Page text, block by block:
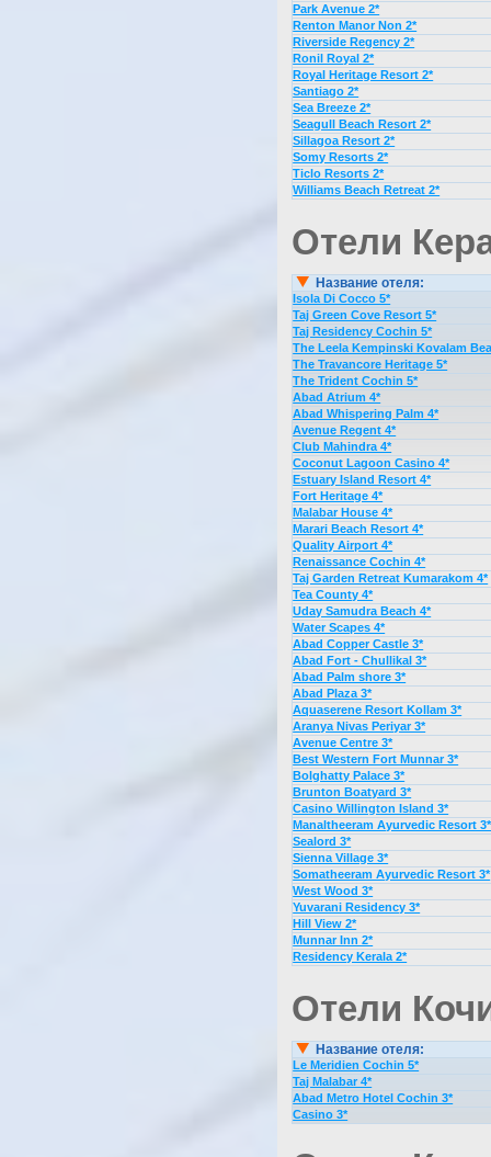
Park Avenue 2*
Renton Manor Non 2*
Riverside Regency 2*
Ronil Royal 2*
Royal Heritage Resort 2*
Santiago 2*
Sea Breeze 2*
Seagull Beach Resort 2*
Sillagoa Resort 2*
Somy Resorts 2*
Ticlo Resorts 2*
Williams Beach Retreat 2*
Отели
Название отеля:
Isola Di Cocco 5*
Taj Green Cove Resort 5*
Taj Residency Cochin 5*
The Leela Kempinski Kovalam
The Travancore Heritage 5*
The Trident Cochin 5*
Abad Atrium 4*
Abad Whispering Palm 4*
Avenue Regent 4*
Club Mahindra 4*
Coconut Lagoon Casino 4*
Estuary Island Resort 4*
Fort Heritage 4*
Malabar House 4*
Marari Beach Resort 4*
Quality Airport 4*
Renaissance Cochin 4*
Taj Garden Retreat Kumarakom 4*
Tea County 4*
Uday Samudra Beach 4*
Water Scapes 4*
Abad Copper Castle 3*
Abad Fort - Chullikal 3*
Abad Palm shore 3*
Abad Plaza 3*
Aquaserene Resort Kollam 3*
Aranya Nivas Periyar 3*
Avenue Centre 3*
Best Western Fort Munnar 3*
Bolghatty Palace 3*
Brunton Boatyard 3*
Casino Willington Island 3*
Manaltheeram Ayurvedic Resort 3*
Sealord 3*
Sienna Village 3*
Somatheeram Ayurvedic Resort 3*
West Wood 3*
Yuvarani Residency 3*
Hill View 2*
Munnar Inn 2*
Residency Kerala 2*
Отели
Название отеля:
Le Meridien Cochin 5*
Taj Malabar 4*
Abad Metro Hotel Cochin 3*
Casino 3*